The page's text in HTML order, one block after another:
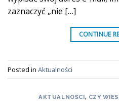
zaznaczyć „nie […]
CONTINUE
Posted in Aktualności
AKTUALNOŚCI, CZY